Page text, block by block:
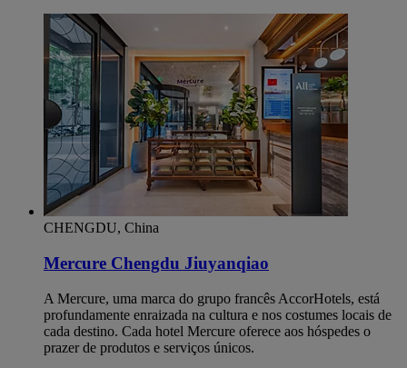
CHENGDU, China
Mercure Chengdu Jiuyanqiao
A Mercure, uma marca do grupo francês AccorHotels, está
profundamente enraizada na cultura e nos costumes locais de
cada destino. Cada hotel Mercure oferece aos hóspedes o
prazer de produtos e serviços únicos.